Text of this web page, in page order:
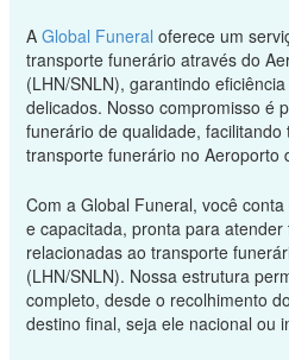
A Global Funeral oferece um
transporte funerário através do
(LHN/SNLN), garantindo
delicados. Nosso compromisso é
funerário de qualidade, facilitando
transporte funerário no Aeroporto
Com a Global Funeral, você
e capacitada, pronta para
relacionadas ao transporte
(LHN/SNLN). Nossa estrutura
completo, desde o recolhimento
destino final, seja ele nacional ou